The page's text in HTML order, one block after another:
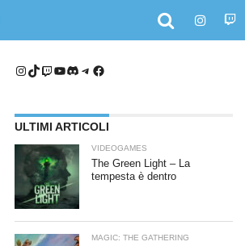
Instagram
TikTok
Twitch
YouTube
Discord
Telegram
Facebook
ULTIMI ARTICOLI
VIDEOGAMES
The Green Light – La
tempesta è dentro
MAGIC: THE GATHERING